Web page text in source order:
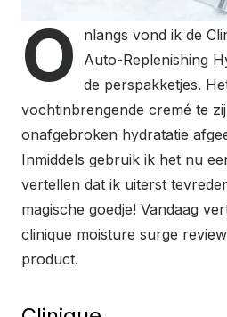
O
nlangs vond ik de
Auto-Replenishing
de perspakketjes.
vochtinbrengende cremé te
onafgebroken hydratatie
Inmiddels gebruik ik het nu
vertellen dat ik uiterst
magische goedje! Vandaag
clinique moisture surge
product.